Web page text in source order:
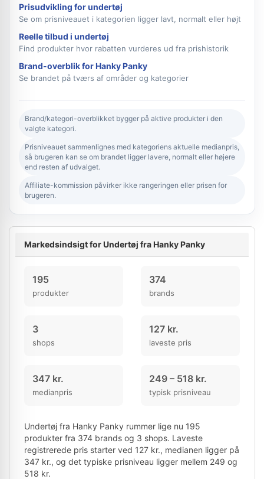
Prisudvikling for undertøj
Se om prisniveauet i kategorien ligger lavt, normalt eller højt
Reelle tilbud i undertøj
Find produkter hvor rabatten vurderes ud fra prishistorik
Brand-overblik for Hanky Panky
Se brandet på tværs af områder og kategorier
Brand/kategori-overblikket bygger på aktive produkter i den
valgte kategori.
Prisniveauet sammenlignes med kategoriens aktuelle medianpris,
så brugeren kan se om brandet ligger lavere, normalt eller højere
end resten af udvalget.
Affiliate-kommission påvirker ikke rangeringen eller prisen for
brugeren.
Markedsindsigt for Undertøj fra Hanky Panky
195
produkter
374
brands
3
shops
127 kr.
laveste pris
347 kr.
medianpris
249 – 518 kr.
typisk prisniveau
Undertøj fra Hanky Panky rummer lige nu 195
produkter fra 374 brands og 3 shops. Laveste
registrerede pris starter ved 127 kr., medianen ligger på
347 kr., og det typiske prisniveau ligger mellem 249 og
518 kr.